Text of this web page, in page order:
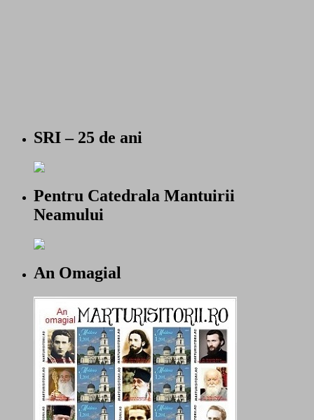
SRI – 25 de ani
Pentru Catedrala Mantuirii
Neamului
An Omagial